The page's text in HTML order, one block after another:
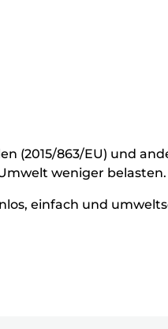
(2015/863/EU) und
weniger belasten.
einfach und